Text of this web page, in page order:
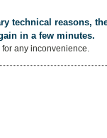
technical reasons,
in a few minutes.
any inconvenience.